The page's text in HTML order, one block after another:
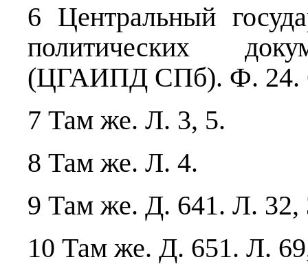
6 Центральный
политических
(ЦГАИПД СПб). Ф. 24.
7 Там же. Л. 3, 5.
8 Там же. Л. 4.
9 Там же. Д. 641. Л. 32,
10 Там же. Д. 651. Л.